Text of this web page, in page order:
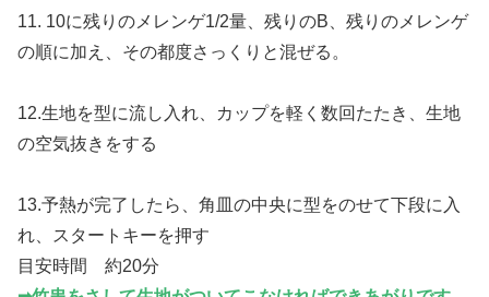
11. 10に残りのメレンゲ1/2量、残りのB、残りのメレンゲ
の順に加え、その都度さっくりと混ぜる。
12.生地を型に流し入れ、カップを軽く数回たたき、生地
の空気抜きをする
13.予熱が完了したら、角皿の中央に型をのせて下段に入
れ、スタートキーを押す
目安時間 約20分